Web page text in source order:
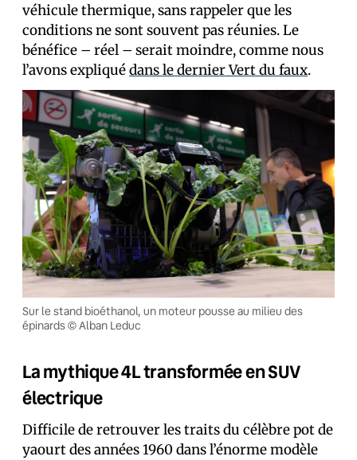
véhicule thermique, sans rappeler que les
conditions ne sont souvent pas réunies. Le
bénéfice – réel – serait moindre, comme nous
l’avons expliquédans le dernier Vert du faux.
Sur le stand bioéthanol, un moteur pousse au milieu des
épinards © Alban Leduc
La mythique 4L transformée en SUV
électrique
Difficile de retrouver les traits du célèbre pot de
yaourt des années 1960 dans l’énorme modèle